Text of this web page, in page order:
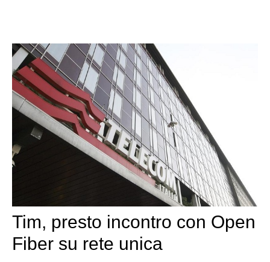
Tim, presto incontro con Open
Fiber su rete unica